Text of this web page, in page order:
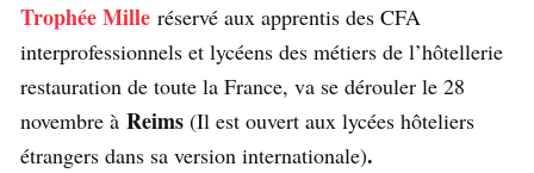
Trophée Mille réservé aux apprentis des CFA
interprofessionnels et lycéens des métiers de l’hôtellerie
restauration de toute la France, va se dérouler le 28
novembre à Reims (Il est ouvert aux lycées hôteliers
étrangers dans sa version internationale).